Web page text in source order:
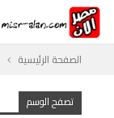
الصفحة الرئيسية
تصفح الوسم